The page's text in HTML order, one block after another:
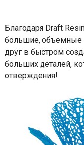
Благодаря Draft
большие, объемные
друг в быстром
больших деталей,
отверждения!